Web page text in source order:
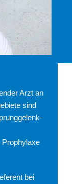
Arzt an
sind
Prophylaxe
bei